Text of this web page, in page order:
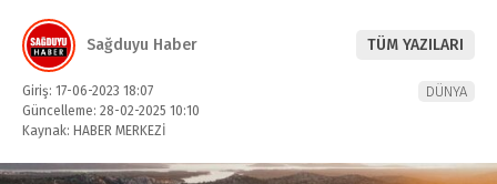
Sağduyu Haber TÜM YAZILARI
Giriş: 17-06-2023 18:07
Güncelleme: 28-02-2025 10:10
Kaynak: HABER MERKEZİ
DÜNYA